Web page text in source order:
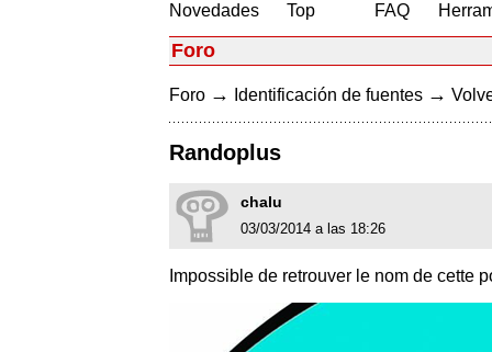
Novedades
Top
FAQ
Foro
Foro → Identificación de fuentes →
Randoplus
chalu
03/03/2014 a las 18:26
Impossible de retrouver le nom de cette